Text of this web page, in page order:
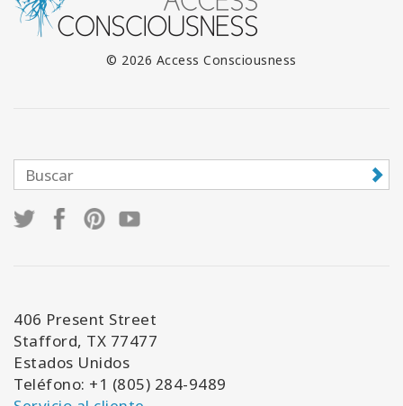
© 2026 Access Consciousness
406 Present Street
Stafford, TX 77477
Estados Unidos
Teléfono: +1 (805) 284-9489